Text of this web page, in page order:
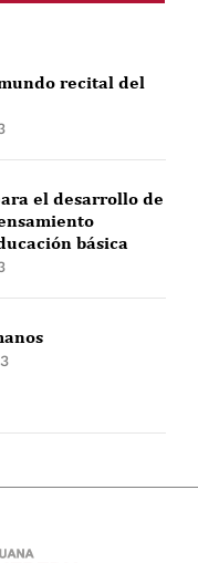
recital del
el desarrollo de
básica